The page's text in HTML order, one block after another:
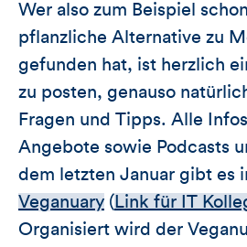
Wer also zum Beispiel
pflanzliche Alternative zu
gefunden hat, ist herzlich
zu posten, genauso
Fragen und Tipps. Alle
Angebote sowie Podcasts
dem letzten Januar gibt es
Veganuary ( Link für IT
Organisiert wird der